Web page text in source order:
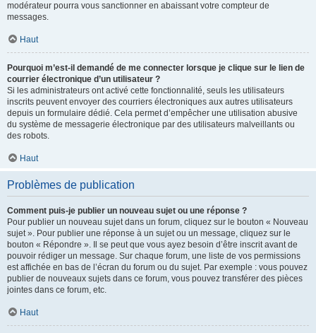
modérateur pourra vous sanctionner en abaissant votre compteur de
messages.
Haut
Pourquoi m’est-il demandé de me connecter lorsque je clique sur le lien de
courrier électronique d’un utilisateur ?
Si les administrateurs ont activé cette fonctionnalité, seuls les utilisateurs
inscrits peuvent envoyer des courriers électroniques aux autres utilisateurs
depuis un formulaire dédié. Cela permet d’empêcher une utilisation abusive
du système de messagerie électronique par des utilisateurs malveillants ou
des robots.
Haut
Problèmes de publication
Comment puis-je publier un nouveau sujet ou une réponse ?
Pour publier un nouveau sujet dans un forum, cliquez sur le bouton « Nouveau
sujet ». Pour publier une réponse à un sujet ou un message, cliquez sur le
bouton « Répondre ». Il se peut que vous ayez besoin d’être inscrit avant de
pouvoir rédiger un message. Sur chaque forum, une liste de vos permissions
est affichée en bas de l’écran du forum ou du sujet. Par exemple : vous pouvez
publier de nouveaux sujets dans ce forum, vous pouvez transférer des pièces
jointes dans ce forum, etc.
Haut